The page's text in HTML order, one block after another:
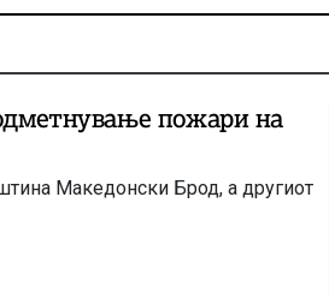
пожари на
Македонски Брод, а другиот